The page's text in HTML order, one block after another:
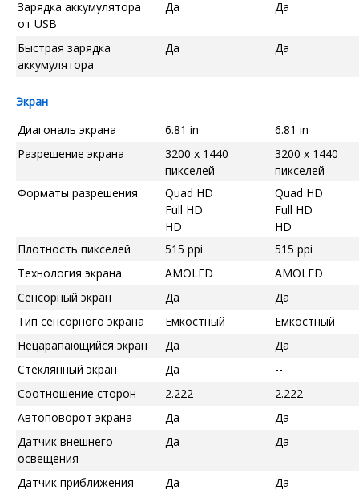
Зарядка аккумулятора
от USB
Да Да
Быстрая зарядка
аккумулятора
Да Да
Экран
Диагональ экрана
6.81 in
6.81 in
Разрешение экрана
3200 x 1440
пикселей
3200 x 1440
пикселей
Форматы разрешения
Quad HD
Full HD
HD
Quad HD
Full HD
HD
Плотность пикселей
515 ppi
515 ppi
Технология экрана
AMOLED
AMOLED
Сенсорный экран
Да
Да
Тип сенсорного экрана
Емкостный
Емкостный
Нецарапающийся экран
Да
Да
Стеклянный экран
Да
--
Соотношение сторон
2.222
2.222
Автоповорот экрана
Да
Да
Датчик внешнего
освещения
Да Да
Датчик приближения Да Да